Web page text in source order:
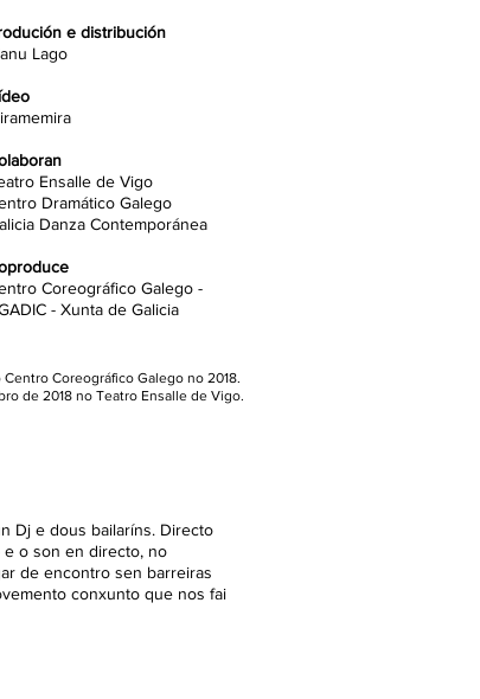
e distribución
Lago
Ensalle de Vigo
Dramático Galego
Danza Contemporánea
Coreográfico Galego -
- Xunta de Galicia
Coreográfico Galego no 2018.
de 2018 no Teatro Ensalle de Vigo.
Dj e dous bailaríns. Directo
o son en directo, no
de encontro sen barreiras
conxunto que nos fai